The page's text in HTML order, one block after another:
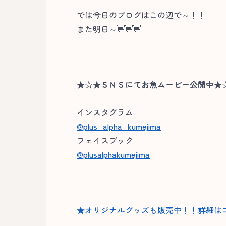
では今日のブログはこの辺で～！！
また明日～👋👋👋
★☆★ＳＮＳにてお魚ムービー公開中
インスタグラム
@plus_alpha_kumejima
フェイスブック
@plusalphakumejima
★オリジナルグッズも販売中！！詳細